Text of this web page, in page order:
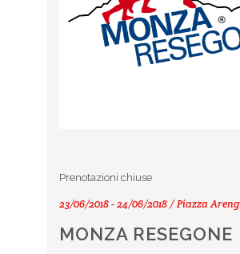
Prenotazioni chiuse
23/06/2018 - 24/06/2018 / Piazza
MONZA RESEGONE